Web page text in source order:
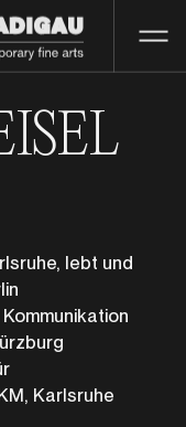
lebt und
Karlsruhe